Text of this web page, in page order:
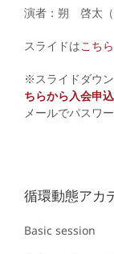
演者：朔 啓太（
スライドはこちら
※スライドダウ
ちらから入会申
メールでパスワ
循環動態アカ
Basic